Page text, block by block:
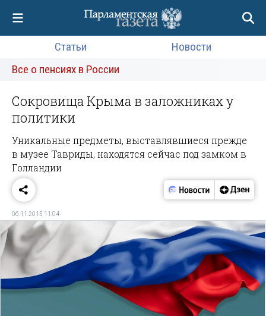
Статьи
Новости
Все о пенсиях в России
Сокровища Крыма в заложниках у
политики
Уникальные предметы, выставлявшиеся прежде
в музее Тавриды, находятся сейчас под замком в
Голландии
06.11.2015 11:04